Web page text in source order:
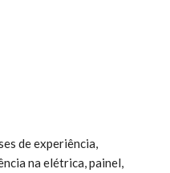
de experiência,
na elétrica, painel,